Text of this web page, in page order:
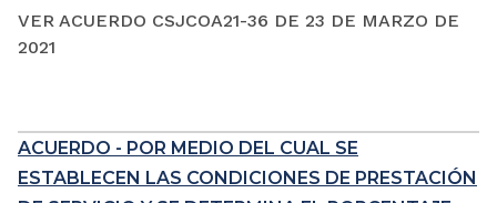
VER ACUERDO CSJCOA21-36 DE 23 DE MARZO DE
2021
ACUERDO - POR MEDIO DEL CUAL SE
ESTABLECEN LAS CONDICIONES DE PRESTACIÓN